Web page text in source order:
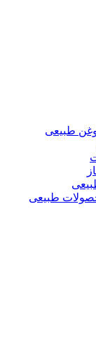
طبیعی
طبیعی